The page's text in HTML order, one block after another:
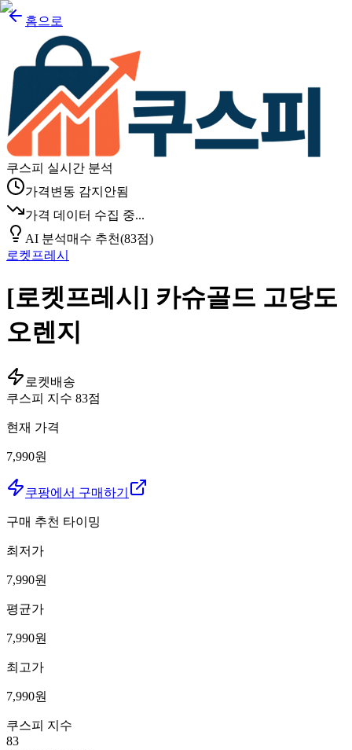
홈으로
쿠스피 실시간 분석
가격변동 감지안됨
가격 데이터 수집 중...
AI 분석매수 추천(83점)
로켓프레시
[로켓프레시] 카슈골드 고당도
오렌지
로켓배송
쿠스피 지수 83점
현재 가격
7,990원
쿠팡에서 구매하기
구매 추천 타이밍
최저가
7,990원
평균가
7,990원
최고가
7,990원
쿠스피 지수
83